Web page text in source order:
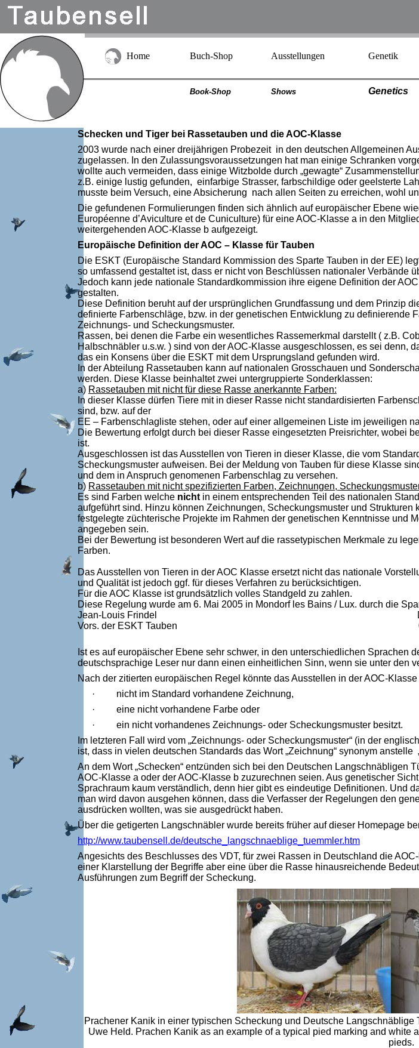
Home Buch-Shop Ausstellungen Genetik
Book-Shop Shows Genetics
Schecken und Tiger bei Rassetauben und die AOC-Klasse
2003 wurde nach einer dreijährigen Probezeit in den deutschen Allgemeinen
zugelassen. In den Zulassungsvoraussetzungen hat man einige Schranken
wollte auch vermeiden, dass einige Witzbolde durch „gewagte“
z.B. einige lustig gefunden, einfarbige Strasser, farbschildige oder geelsterte
musste beim Versuch, eine Absicherung nach allen Seiten zu erreichen, wohl
Die gefundenen Formulierungen finden sich ähnlich auf europäischer Ebene
Européenne d’Aviculture et de Cuniculture) für eine AOC-Klasse a in den
weitergehenden AOC-Klasse b aufgezeigt.
Europäische Definition der AOC – Klasse für Tauben
Die ESKT (Europäische Standard Kommission des Sparte Tauben in der EE)
so umfassend gestaltet ist, dass er nicht von Beschlüssen nationaler Verbände
Jedoch kann jede nationale Standardkommission ihre eigene Definition der
gestalten.
Diese Definition beruht auf der ursprünglichen Grundfassung und dem Prinzip
definierte Farbenschläge, bzw. in der genetischen Entwicklung zu definierende
Zeichnungs- und Scheckungsmuster.
Rassen, bei denen die Farbe ein wesentliches Rassemerkmal darstellt ( z.B.
Halbschnäbler u.s.w. ) sind von der AOC-Klasse ausgeschlossen, es sei denn,
das ein Konsens über die ESKT mit dem Ursprungsland gefunden wird.
In der Abteilung Rassetauben kann auf nationalen Grosschauen und
werden. Diese Klasse beinhaltet zwei untergruppierte Sonderklassen:
a) Rassetauben mit nicht für diese Rasse anerkannte Farben:
In dieser Klasse dürfen Tiere mit in dieser Rasse nicht standardisierten
sind, bzw. auf der
EE – Farbenschlagliste stehen, oder auf einer allgemeinen Liste im jeweiligen
Die Bewertung erfolgt durch bei dieser Rasse eingesetzten Preisrichter, wobei
ist.
Ausgeschlossen ist das Ausstellen von Tieren in dieser Klasse, die vom
Scheckungsmuster aufweisen. Bei der Meldung von Tauben für diese Klasse
und dem in Anspruch genomenen Farbenschlag zu versehen.
b) Rassetauben mit nicht spezifizierten Farben, Zeichnungen,
Es sind Farben welche nicht in einem entsprechenden Teil des nationalen
aufgeführt sind. Hinzu können Zeichnungen, Scheckungsmuster und
festgelegte züchterische Projekte im Rahmen der genetischen Kenntnisse und
angegeben sein.
Bei der Bewertung ist besonderen Wert auf die rassetypischen Merkmale zu
Farben.
Das Ausstellen von Tieren in der AOC Klasse ersetzt nicht das nationale
und Qualität ist jedoch ggf. für dieses Verfahren zu berücksichtigen.
Für die AOC Klasse ist grundsätzlich volles Standgeld zu zahlen.
Diese Regelung wurde am 6. Mai 2005 in Mondorf les Bains / Lux. durch die
Jean-Louis Frindel Dr. Werner
Vors. der ESKT Tauben Obmann
Ist es auf europäischer Ebene sehr schwer, in den unterschiedlichen Sprachen
deutschsprachige Leser nur dann einen einheitlichen Sinn, wenn sie unter den
Nach der zitierten europäischen Regel könnte das Ausstellen in der AOC-
·
nicht im Standard vorhandene Zeichnung,
·
eine nicht vorhandene Farbe oder
·
ein nicht vorhandenes Zeichnungs- oder Scheckungsmuster besitzt.
Im letzteren Fall wird vom „Zeichnungs- oder Scheckungsmuster“ (in der
ist, dass in vielen deutschen Standards das Wort „Zeichnung“ synonym anstelle
An dem Wort „Schecken“ entzünden sich bei den Deutschen Langschnäbligen
AOC-Klasse a oder der AOC-Klasse b zuzurechnen seien. Aus genetischer
Sprachraum kaum verständlich, denn hier gibt es eindeutige Definitionen. Und
man wird davon ausgehen können, dass die Verfasser der Regelungen den
ausdrücken wollten, was sie ausgedrückt haben.
Über die getigerten Langschnäbler wurde bereits früher auf dieser Homepage
http://www.taubensell.de/deutsche_langschnaeblige_tuemmler.htm
Angesichts des Beschlusses des VDT, für zwei Rassen in Deutschland die
einer Klarstellung der Begriffe aber eine über die Rasse hinausreichende
Ausführungen zum Begriff der Scheckung.
Prachener Kanik in einer typischen Scheckung und Deutsche
Uwe Held. Prachen Kanik as an example of a typical pied marking and
pieds.